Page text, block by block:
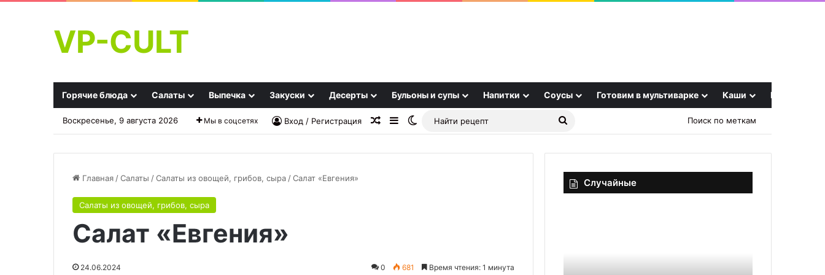
VP-CULT
Горячие блюда Салаты Выпечка Закуски Десерты Бульоны и супы Напитки Соусы Готовим в мультиварке Каши Еще
Воскресенье, 9 августа 2026 Мы в соцсетях Вход / Регистрация Случайная статья
SidebarSwitch skin
Найти
Поиск по меткам
Главная /Салаты /Салаты из овощей, грибов, сыра /Салат «Евгения»
Салаты из овощей, грибов, сыра
Салат «Евгения»
24.06.2024 0 681 Время чтения: 1 минута
Случайные
«Подковы»
из
яблок
в
02.10.2025